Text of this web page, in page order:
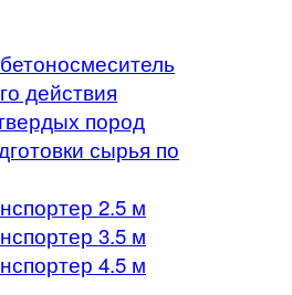
действия
пород
сырья по
2.5 м
3.5 м
4.5 м